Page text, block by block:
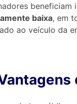
beneficiam
baixa, em
ao veículo da